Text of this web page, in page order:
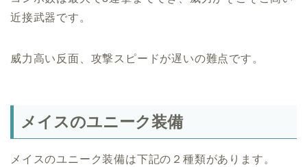
近接武器です。
威力高い反面、攻撃スピードが遅いの難点です。
メイスのユニーク装備
メイスのユニーク装備は下記の２種類があります。